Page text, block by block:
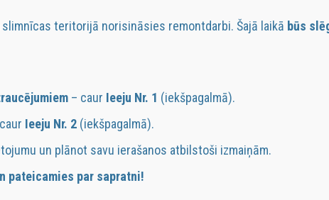
teritorijā norisināsies remontdarbi. Šajā laikā būs
– caur Ieeju Nr. 1 (iekšpagalmā).
Ieeju Nr. 2(iekšpagalmā).
un plānot savu ierašanos atbilstoši izmaiņām.
pateicamies par sapratni!